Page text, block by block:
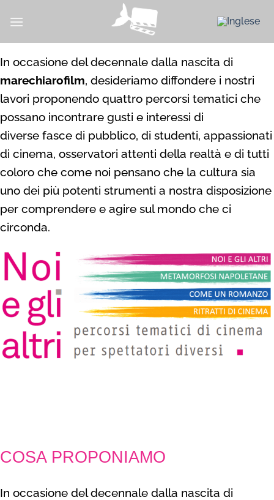
In occasione del decennale dalla nascita di
marechiarofilm, desideriamo diffondere i nostri
lavori proponendo quattro percorsi tematici che
possano incontrare gusti e interessi di
diverse fasce di pubblico, di studenti, appassionati
di cinema, osservatori attenti della realtà e di tutti
coloro che come noi pensano che la cultura sia
uno dei più potenti strumenti a nostra disposizione
per comprendere e agire sul mondo che ci
circonda.
COSA PROPONIAMO
In occasione del decennale dalla nascita di